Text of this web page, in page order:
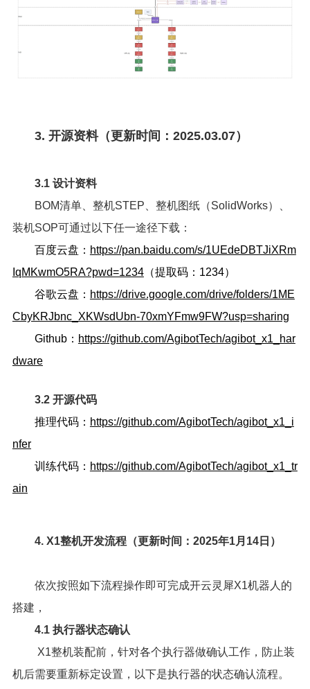
3. 开源资料（更新时间：2025.03.07）
3.1 设计资料
BOM清单、整机STEP、整机图纸（SolidWorks）、
装机SOP可通过以下任一途径下载：
百度云盘： https://pan.baidu.com/s/1UEdeDBTJiXRm
IqMKwmO5RA?pwd=1234（提取码：1234）
谷歌云盘： https://drive.google.com/drive/folders/1ME
CbyKRJbnc_XKWsdUbn-70xmYFmw9FW?usp=sharing
Github： https://github.com/AgibotTech/agibot_x1_har
dware
3.2 开源代码
推理代码： https://github.com/AgibotTech/agibot_x1_i
nfer
训练代码： https://github.com/AgibotTech/agibot_x1_tr
ain
4. X1整机开发流程（更新时间：2025年1月14日）
依次按照如下流程操作即可完成开云灵犀X1机器人的
搭建，
4.1 执行器状态确认
X1整机装配前，针对各个执行器做确认工作，防止装
机后需要重新标定设置，以下是执行器的状态确认流程。